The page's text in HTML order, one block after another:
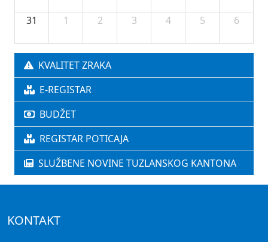
31 1 2 3 4 5 6
KVALITET ZRAKA
E-REGISTAR
BUDŽET
REGISTAR POTICAJA
SLUŽBENE NOVINE TUZLANSKOG KANTONA
KONTAKT